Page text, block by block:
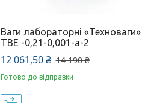
Ваги лабораторні «Техноваги»
ТВЕ -0,21-0,001-а-2
12 061,50 ₴ 14 190 ₴
Готово до відправки